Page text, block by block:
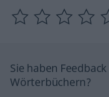
Sie haben
Wörterbüchern?